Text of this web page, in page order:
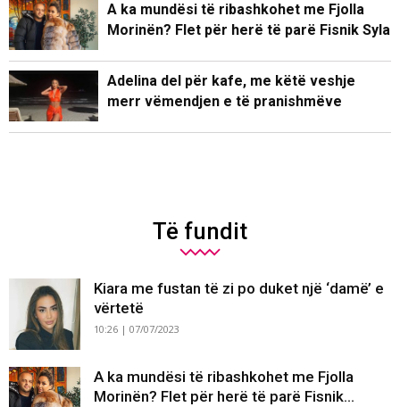
A ka mundësi të ribashkohet me Fjolla
Morinën? Flet për herë të parë Fisnik Syla
Adelina del për kafe, me këtë veshje
merr vëmendjen e të pranishmëve
Të fundit
Kiara me fustan të zi po duket një ‘damë’ e
vërtetë
10:26 | 07/07/2023
A ka mundësi të ribashkohet me Fjolla
Morinën? Flet për herë të parë Fisnik...